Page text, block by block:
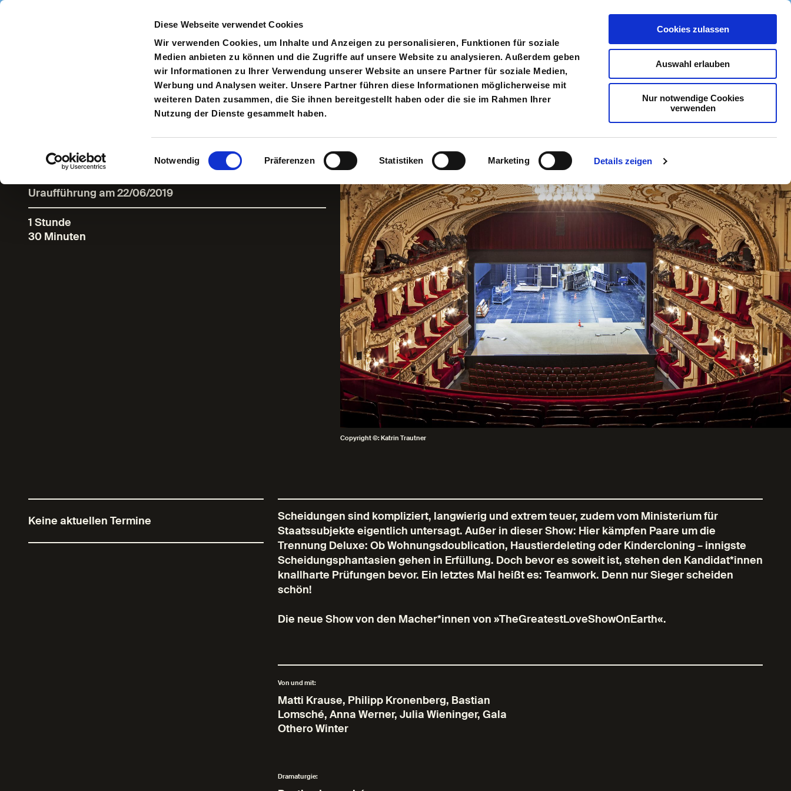
Diese Webseite verwendet Cookies
Wir verwenden Cookies, um Inhalte und Anzeigen zu personalisieren, Funktionen für soziale
Medien anbieten zu können und die Zugriffe auf unsere Website zu analysieren. Außerdem geben
wir Informationen zu Ihrer Verwendung unserer Website an unsere Partner für soziale Medien,
Werbung und Analysen weiter. Unsere Partner führen diese Informationen möglicherweise mit
weiteren Daten zusammen, die Sie ihnen bereitgestellt haben oder die sie im Rahmen Ihrer
Nutzung der Dienste gesammelt haben.
Einwilligungsauswahl
Notwendig Präferenzen Statistiken Marketing Details zeigen
Cookies zulassen
Auswahl erlauben
Nur notwendige Cookies
verwenden
Direkt zum Inhalt
Spielplan Toggle search input Suche Anmelden Anmeldung
TheGreatestScheidungsShowOnEarth
Uraufführung am 22/06/2019
1 Stunde
30 Minuten
Copyright ©: Katrin Trautner
Keine aktuellen Termine
Scheidungen sind kompliziert, langwierig und extrem teuer, zudem vom Ministerium für
Staatssubjekte eigentlich untersagt. Außer in dieser Show: Hier kämpfen Paare um die
Trennung Deluxe: Ob Wohnungsdoublication, Haustierdeleting oder Kindercloning – innigste
Scheidungsphantasien gehen in Erfüllung. Doch bevor es soweit ist, stehen den Kandidat*innen
knallharte Prüfungen bevor. Ein letztes Mal heißt es: Teamwork. Denn nur Sieger scheiden
schön!
Die neue Show von den Macher*innen von »TheGreatestLoveShowOnEarth«.
Von und mit:
Matti Krause, Philipp Kronenberg, Bastian
Lomsché, Anna Werner, Julia Wieninger, Gala
Othero Winter
Dramaturgie: